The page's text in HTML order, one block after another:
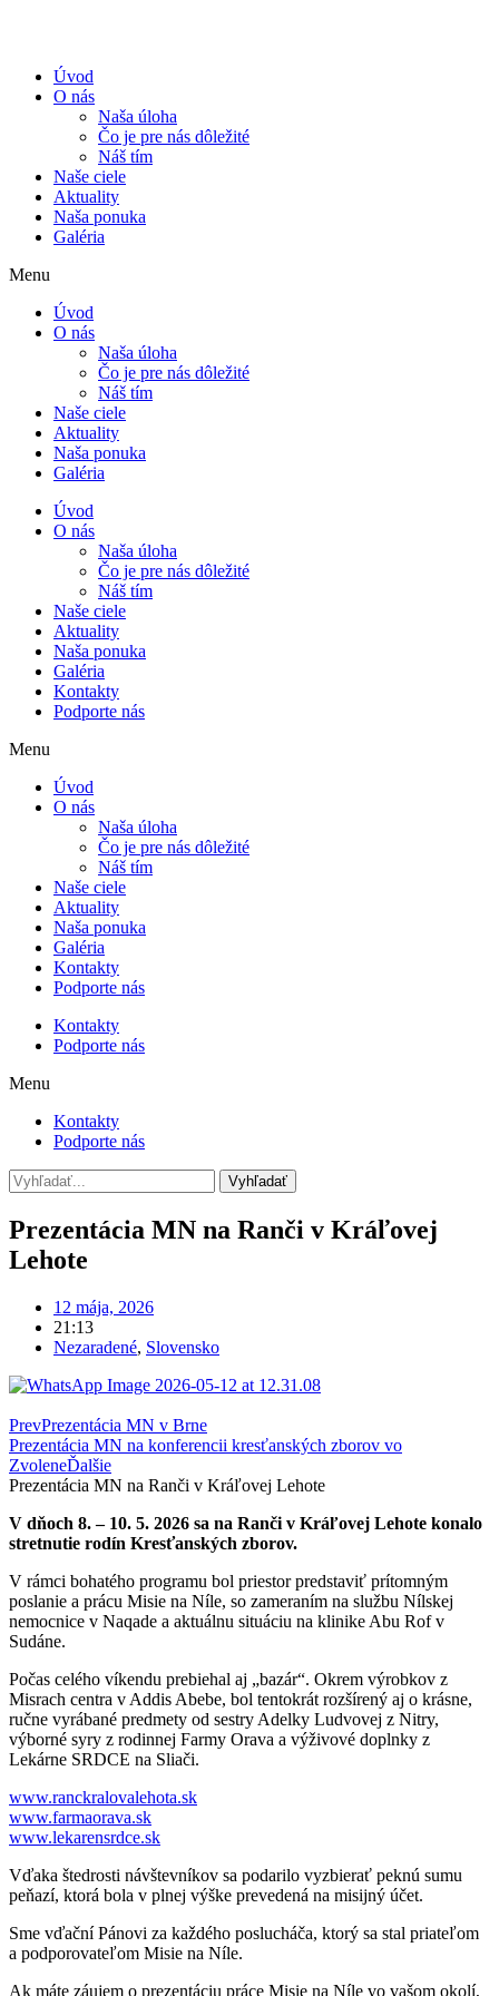
Úvod
O nás
Naša úloha
Čo je pre nás dôležité
Náš tím
Naše ciele
Aktuality
Naša ponuka
Galéria
Menu
Úvod
O nás
Naša úloha
Čo je pre nás dôležité
Náš tím
Naše ciele
Aktuality
Naša ponuka
Galéria
Úvod
O nás
Naša úloha
Čo je pre nás dôležité
Náš tím
Naše ciele
Aktuality
Naša ponuka
Galéria
Kontakty
Podporte nás
Menu
Úvod
O nás
Naša úloha
Čo je pre nás dôležité
Náš tím
Naše ciele
Aktuality
Naša ponuka
Galéria
Kontakty
Podporte nás
Kontakty
Podporte nás
Menu
Kontakty
Podporte nás
Vyhľadať
Prezentácia MN na Ranči v Kráľovej
Lehote
12 mája, 2026
21:13
Nezaradené, Slovensko
PrevPrezentácia MN v Brne
Prezentácia MN na konferencii kresťanských zborov vo
ZvoleneĎalšie
Prezentácia MN na Ranči v Kráľovej Lehote
V dňoch 8. – 10. 5. 2026 sa na Ranči v Kráľovej Lehote konalo
stretnutie rodín Kresťanských zborov.
V rámci bohatého programu bol priestor predstaviť prítomným
poslanie a prácu Misie na Níle, so zameraním na službu Nílskej
nemocnice v Naqade a aktuálnu situáciu na klinike Abu Rof v
Sudáne.
Počas celého víkendu prebiehal aj „bazár“. Okrem výrobkov z
Misrach centra v Addis Abebe, bol tentokrát rozšírený aj o krásne,
ručne vyrábané predmety od sestry Adelky Ludvovej z Nitry,
výborné syry z rodinnej Farmy Orava a výživové doplnky z
Lekárne SRDCE na Sliači.
www.ranckralovalehota.sk
www.farmaorava.sk
www.lekarensrdce.sk
Vďaka štedrosti návštevníkov sa podarilo vyzbierať peknú sumu
peňazí, ktorá bola v plnej výške prevedená na misijný účet.
Sme vďační Pánovi za každého poslucháča, ktorý sa stal priateľom
a podporovateľom Misie na Níle.
Ak máte záujem o prezentáciu práce Misie na Níle vo vašom okolí,